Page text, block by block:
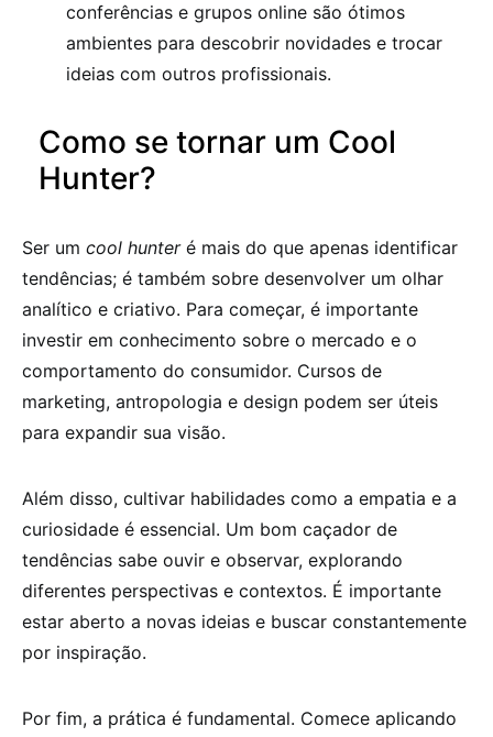
conferências e grupos online são ótimos
ambientes para descobrir novidades e trocar
ideias com outros profissionais.
Como se tornar um Cool
Hunter?
Ser um cool hunteré mais do que apenas identificar
tendências; é também sobre desenvolver um olhar
analítico e criativo. Para começar, é importante
investir em conhecimento sobre o mercado e o
comportamento do consumidor. Cursos de
marketing, antropologia e design podem ser úteis
para expandir sua visão.
Além disso, cultivar habilidades como a empatia e a
curiosidade é essencial. Um bom caçador de
tendências sabe ouvir e observar, explorando
diferentes perspectivas e contextos. É importante
estar aberto a novas ideias e buscar constantemente
por inspiração.
Por fim, a prática é fundamental. Comece aplicando